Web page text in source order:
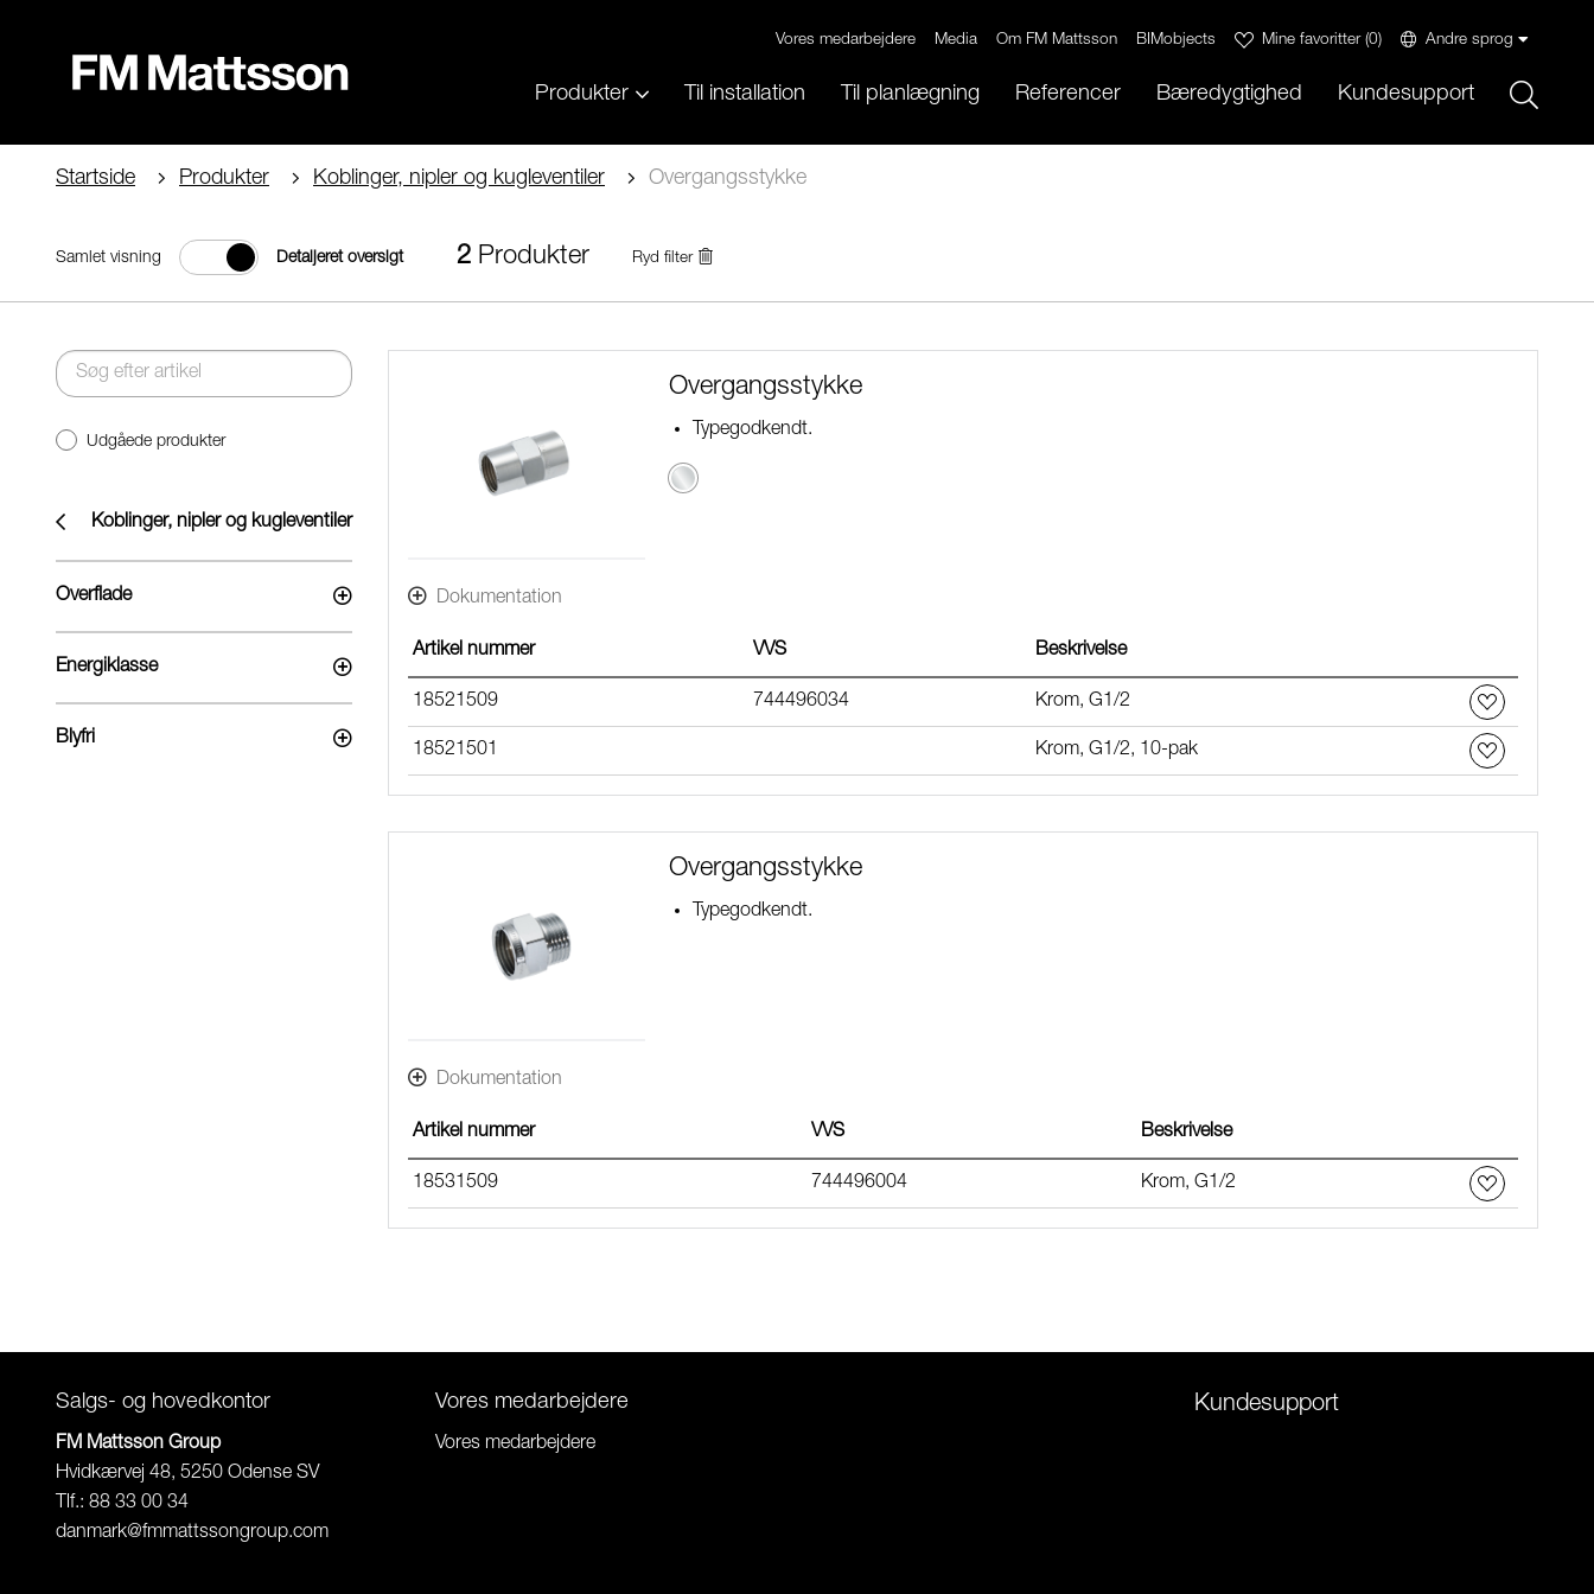
Vores medarbejdere Media Om FM Mattsson BIMobjects Mine favoritter(0) Andre sprog
Produkter Til installation Til planlægning Referencer Bæredygtighed Kundesupport
Startside Produkter Koblinger, nipler og kugleventiler Overgangsstykke
Samlet visning Detaljeret oversigt 2 Produkter Ryd filter
Udgåede produkter
Koblinger, nipler og kugleventiler
Overflade
Energiklasse
Blyfri
Overgangsstykke
Typegodkendt.
Krom
Dokumentation
Artikel nummer VVS Beskrivelse
18521509 744496034 Krom, G1/2
18521501 Krom, G1/2, 10-pak
Overgangsstykke
Typegodkendt.
Dokumentation
Artikel nummer VVS Beskrivelse
18531509 744496004 Krom, G1/2
Salgs- og hovedkontor
FM Mattsson Group
Hvidkærvej 48, 5250 Odense SV
Tlf.: 88 33 00 34
danmark@fmmattssongroup.com
Vores medarbejdere
Vores medarbejdere
Kundesupport